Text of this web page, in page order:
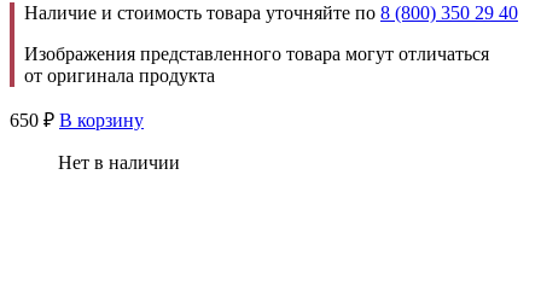
Наличие и стоимость товара уточняйте по 8 (800) 350 29 40
Изображения представленного товара могут отличаться
от оригинала продукта
650 ₽ В корзину
Нет в наличии